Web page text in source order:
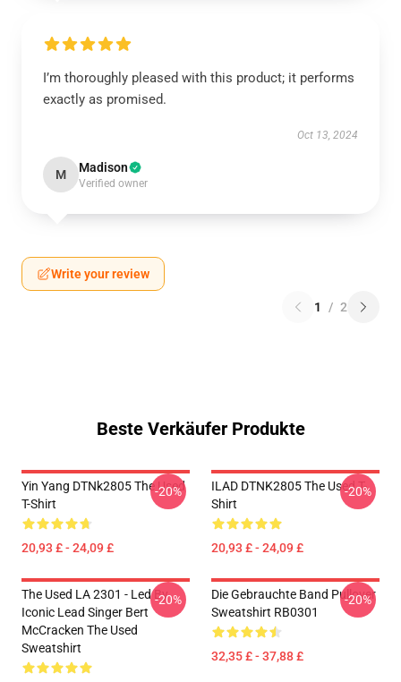
I’m thoroughly pleased with this product; it performs
exactly as promised.
Oct 13, 2024
M Madison
Verified owner
Write your review
1 / 2
Beste Verkäufer Produkte
Yin Yang DTNk2805 The Used
T-Shirt
20,93 £ - 24,09 £
-20%
ILAD DTNK2805 The Used T-
Shirt
20,93 £ - 24,09 £
-20%
The Used LA 2301 - Led By
Iconic Lead Singer Bert
McCracken The Used
Sweatshirt
-20%
Die Gebrauchte Band Pullover
Sweatshirt RB0301
32,35 £ - 37,88 £
-20%